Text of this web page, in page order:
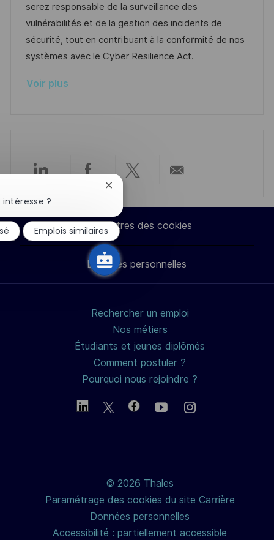
s
a
t
i
n
a
f
f
i
e
n
c
e
u
e
g
o
r
i
serez responsable de la surveillance des
vulnérabilités et de la gestion des incidents de
sécurité, tout en contribuant à la conformité de nos
systèmes avec le Cyber Resilience Act.
Voir plus
via
LinkedIn
Partager
via
Facebook
Partager
via
twitter
par
e-
mail
Paramètres des cookies
Données personnelles
Rechercher un emploi
Nos métiers
Étudiants et jeunes diplômés
Comment postuler ?
Pourquoi nous rejoindre ?
© 2026 Thales
Paramétrage des cookies du site Carrière
Données personnelles
Accessibilité : partiellement accessible
?
Fermer
notification
du
chatbot
Emplois similaires